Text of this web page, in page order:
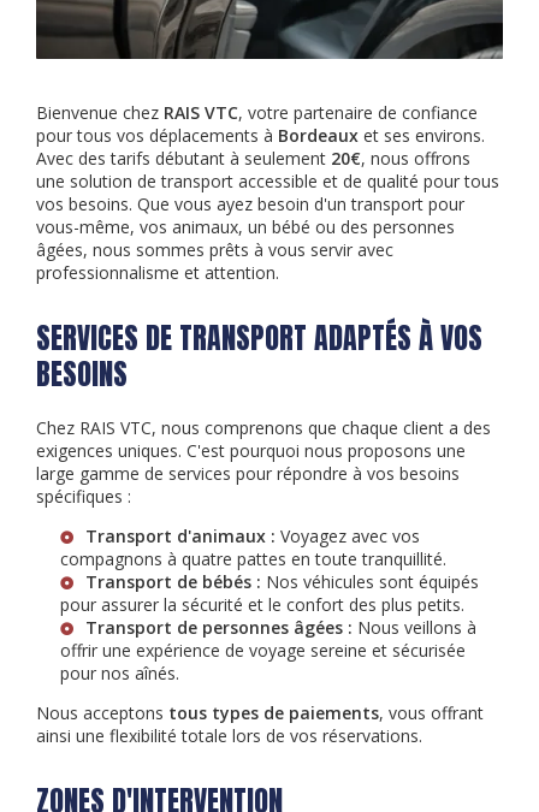
Bienvenue chez RAIS VTC, votre partenaire de confiance
pour tous vos déplacements à Bordeaux et ses environs.
Avec des tarifs débutant à seulement 20€, nous offrons
une solution de transport accessible et de qualité pour tous
vos besoins. Que vous ayez besoin d'un transport pour
vous-même, vos animaux, un bébé ou des personnes
âgées, nous sommes prêts à vous servir avec
professionnalisme et attention.
SERVICES DE TRANSPORT ADAPTÉS À VOS
BESOINS
Chez RAIS VTC, nous comprenons que chaque client a des
exigences uniques. C'est pourquoi nous proposons une
large gamme de services pour répondre à vos besoins
spécifiques :
Transport d'animaux : Voyagez avec vos
compagnons à quatre pattes en toute tranquillité.
Transport de bébés : Nos véhicules sont équipés
pour assurer la sécurité et le confort des plus petits.
Transport de personnes âgées : Nous veillons à
offrir une expérience de voyage sereine et sécurisée
pour nos aînés.
Nous acceptons tous types de paiements, vous offrant
ainsi une flexibilité totale lors de vos réservations.
ZONES D'INTERVENTION